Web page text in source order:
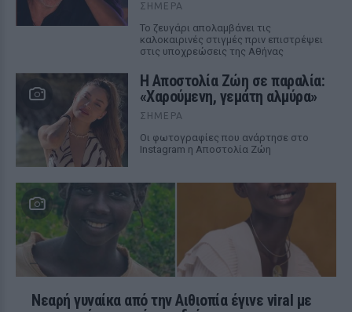
ΣΉΜΕΡΑ
Το ζευγάρι απολαμβάνει τις
καλοκαιρινές στιγμές πριν επιστρέψει
στις υποχρεώσεις της Αθήνας
Η Αποστολία Ζώη σε παραλία:
«Χαρούμενη, γεμάτη αλμύρα»
ΣΉΜΕΡΑ
Οι φωτογραφίες που ανάρτησε στο
Instagram η Αποστολία Ζώη
Νεαρή γυναίκα από την Αιθιοπία έγινε viral με